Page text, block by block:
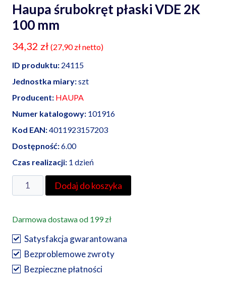
Haupa śrubokręt płaski VDE 2K
100 mm
34,32 zł (27,90złnetto)
ID produktu: 24115
Jednostka miary:szt
Producent: HAUPA
Numer katalogowy: 101916
Kod EAN:4011923157203
Dostępność:6.00
Czas realizacji: 1 dzień
ilość
Haupa
płaski
VDE
2K
100
mm
Dodaj do koszyka
Darmowa dostawa od 199 zł
Satysfakcja gwarantowana
Bezproblemowe zwroty
Bezpieczne płatności